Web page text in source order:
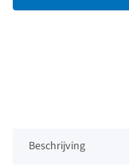
Beschrijving